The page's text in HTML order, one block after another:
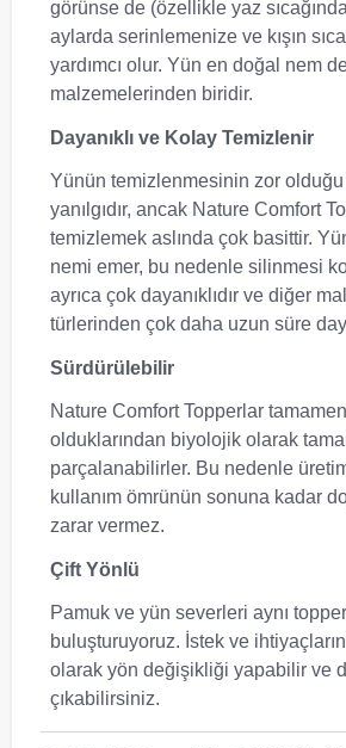
görünse de (özellikle yaz
aylarda serinlemenize ve kışın
yardımcı olur. Yün en doğal nem
malzemelerinden biridir.
Dayanıklı ve Kolay Temizlenir
Yünün temizlenmesinin zor olduğu
yanılgıdır, ancak Nature Comfort
temizlemek aslında çok basittir.
nemi emer, bu nedenle silinmesi
ayrıca çok dayanıklıdır ve diğer
türlerinden çok daha uzun süre
Sürdürülebilir
Nature Comfort Topperlar
olduklarından biyolojik olarak
parçalanabilirler. Bu nedenle
kullanım ömrünün sonuna kadar
zarar vermez.
Çift Yönlü
Pamuk ve yün severleri aynı
buluşturuyoruz. İstek ve
olarak yön değişikliği yapabilir ve
çıkabilirsiniz.